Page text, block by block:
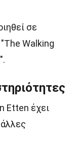
σε
Walking
Etten έχει